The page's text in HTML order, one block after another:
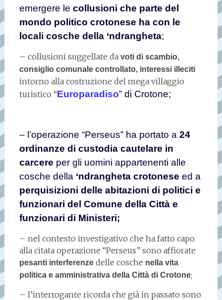
emergere le collusioni che parte del
mondo politico crotonese ha con le
locali cosche della ‘ndrangheta;
– collusioni suggellate da voti di scambio,
consiglio comunale controllato, interessi illeciti
intorno alla costruzione del mega villaggio
turistico “Europaradiso” di Crotone;
– l’operazione “Perseus” ha portato a 24
ordinanze di custodia cautelare in
carcere per gli uomini appartenenti alle
cosche della ‘ndrangheta crotonese ed a
perquisizioni delle abitazioni di politici e
funzionari del Comune della Città e
funzionari di Ministeri;
– nel contesto investigativo che ha fatto capo
alla citata operazione “Perseus” sono affiorate
pesanti interferenzedelle cosche nella vita
politica e amministrativa della Città di Crotone;
– l’interrogante ricorda che già in passato sono